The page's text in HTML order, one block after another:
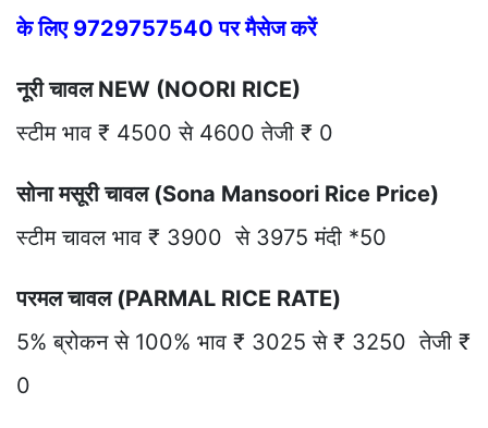
के लिए 9729757540 पर मैसेज करें
नूरी चावल NEW (NOORI RICE)
स्टीम भाव ₹ 4500 से 4600 तेजी ₹ 0
सोना मसूरी चावल (Sona Mansoori Rice Price)
स्टीम चावल भाव ₹ 3900 से 3975 मंदी *50
परमल चावल (PARMAL RICE RATE)
5% ब्रोकन से 100% भाव ₹ 3025 से ₹ 3250 तेजी ₹
0